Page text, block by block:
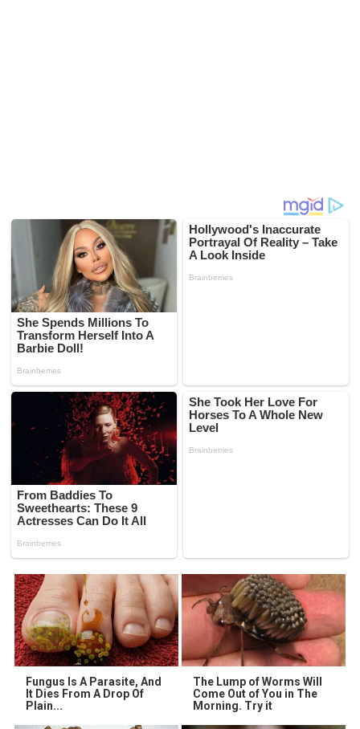
Fungus Is A Parasite, And
It Dies From A Drop Of
Plain...
The Lump of Worms Will
Come Out of You in The
Morning. Try it